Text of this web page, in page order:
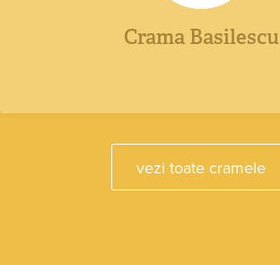
Crama Basilescu
vezi toate cramele